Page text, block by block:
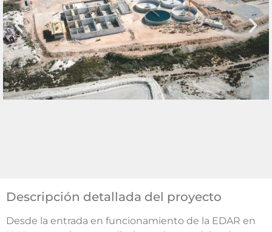
Descripción detallada del proyecto
Desde la entrada en funcionamiento de la EDAR en